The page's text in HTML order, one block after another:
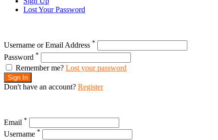
Lost Your Password
Username or Email Address *
Password *
Remember me? Lost your password
Sign In
Don't have an account? Register
Email *
Username *